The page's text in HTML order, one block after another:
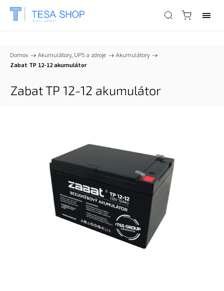
📞+421 903 553 805 info@tesa-systems.sk
Domov / Akumulátory, UPS a zdroje / Akumulátory /
Zabat TP 12-12 akumulátor
Zabat TP 12-12 akumulátor